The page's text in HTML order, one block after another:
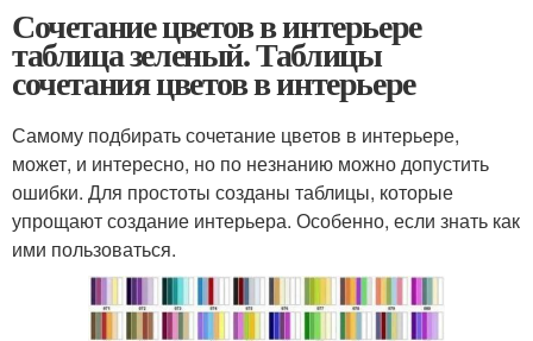
Сочетание цветов в интерьере
таблица зеленый. Таблицы
сочетания цветов в интерьере
Самому подбирать сочетание цветов в интерьере,
может, и интересно, но по незнанию можно допустить
ошибки. Для простоты созданы таблицы, которые
упрощают создание интерьера. Особенно, если знать как
ими пользоваться.